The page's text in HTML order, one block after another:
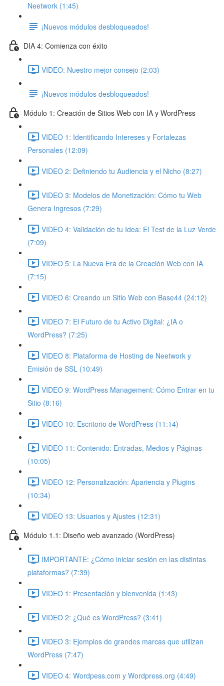
Neetwork (1:45)
¡Nuevos módulos desbloqueados!
DIA 4: Comienza con éxito
VIDEO: Nuestro mejor consejo (2:03)
¡Nuevos módulos desbloqueados!
Módulo 1: Creación de Sitios Web con IA y WordPress
VIDEO 1: Identificando Intereses y Fortalezas
Personales (12:09)
VIDEO 2: Definiendo tu Audiencia y el Nicho (8:27)
VIDEO 3: Modelos de Monetización: Cómo tu Web
Genera Ingresos (7:29)
VIDEO 4: Validación de tu Idea: El Test de la Luz Verde
(7:09)
VIDEO 5: La Nueva Era de la Creación Web con IA
(7:15)
VIDEO 6: Creando un Sitio Web con Base44 (24:12)
VIDEO 7: El Futuro de tu Activo Digital: ¿IA o
WordPress? (7:25)
VIDEO 8: Plataforma de Hosting de Neetwork y
Emisión de SSL (10:49)
VIDEO 9: WordPress Management: Cómo Entrar en tu
Sitio (8:16)
VIDEO 10: Escritorio de WordPress (11:14)
VIDEO 11: Contenido: Entradas, Medios y Páginas
(10:05)
VIDEO 12: Personalización: Apariencia y Plugins
(10:34)
VIDEO 13: Usuarios y Ajustes (12:31)
Módulo 1.1: Diseño web avanzado (WordPress)
IMPORTANTE: ¿Cómo iniciar sesión en las distintas
plataformas? (7:39)
VIDEO 1: Presentación y bienvenida (1:43)
VIDEO 2: ¿Qué es WordPress? (3:41)
VIDEO 3: Ejemplos de grandes marcas que utilizan
WordPress (7:47)
VIDEO 4: Wordpess.com y Wordpress.org (4:49)